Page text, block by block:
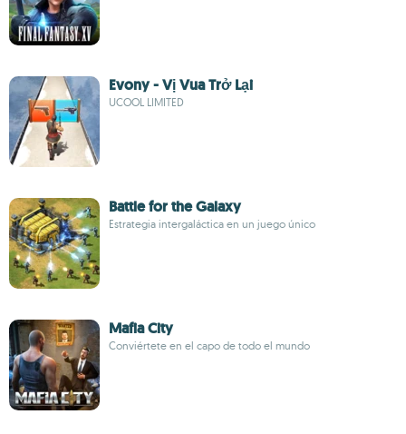
Evony - Vị Vua Trở Lại
UCOOL LIMITED
Battle for the Galaxy
Estrategia intergaláctica en un juego único
Mafia City
Conviértete en el capo de todo el mundo